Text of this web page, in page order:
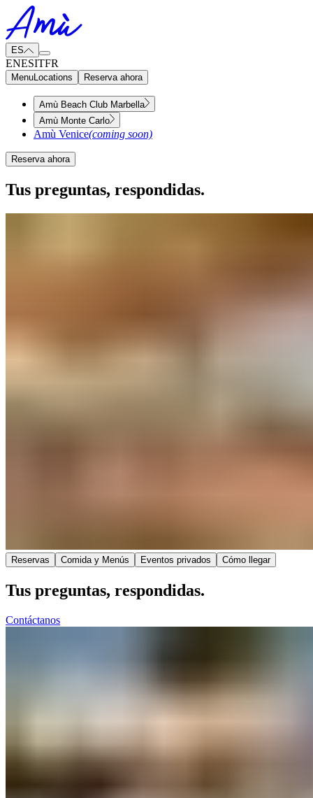
ES
ENESITFR
MenuLocations Reserva ahora
Amù Beach Club Marbella
Amù Monte Carlo
Amù Venice(coming soon)
Reserva ahora
Tus preguntas, respondidas.​​​​‌ ‍ ​‍​‍‌‍ ‌ ​‍‌‍‍‌‌‍‌ ‌‍‍‌‌‍ ‍​‍​‍​ ‍‍​‍​‍‌ ​ ‌‍​‌‌‍ ‍‌‍‍‌‌ ‌​‌ ‍‌​‍ ‍‌‍‍‌‌‍ ​‍​‍​‍ ​​‍​‍‌‍‍​‌ ​‍‌‍‌‌‌‍‌‍​‍​‍​ ‍‍​‍​‍‌‍‍​‌ ‌​‌ ‌​‌ ​​‌ ​ ​ ‍‍​‍ ​‍ ‌‍ ​​‍ ‌‌‍​‌‌‍ ‍‌‍‌​​‍ ‌‌ ​‍​‍ ‌‌‍‍​‌‍ ‌ ‌​‌‍‌‌‌‍ ​‌ ​ ​‍ ‌‌ ​ ‌ ‌​‌ ‌‌‌‍‌​‌‍‍‌‌‍ ​‍ ‍‌ ‌‍‌‍‌‌‌ ​‍‌‍​ ‌‍‌‌‌‍ ​​‍ ‍‌‍​‌‌ ​​‌ ​​​‍ ‌‍‍‌‌‍ ‍‌ ‌​‌‍‌‌‌‍ ‍‌ ‌​​‍ ‌‍‌‌‌‍‌​‌‍‍‌‌ ‌​​‍ ‌‍ ‌‌‍ ‌‍‌​‌‍‌‌​ ‌‌ ​​‌ ​‍‌‍‌‌‌ ​ ‌‍‌‌‌‍ ‍‌ ‌​‌‍​‌‌ ‌​‌‍‍‌‌‍ ‌‍ ‍​ ‍ ‌‍‍‌‌‍‌​​ ‌‌‍‌​​ ‌‌‌‍‌‌​ ‌ ​ ‌‌​ ​ ​ ‍‌​ ​ ​‍ ‌​ ​ ​ ‍‌‌‍‌​‌‍​‌​‍ ‌​ ‌​‌‍​ ​ ​‍​ ‌​​‍ ‌‌‍​‍​ ‌​‌‍‌‍​ ​ ​‍ ‌‌‍‌‌​ ‌ ​ ​​‌‍​ ‌‍​‌​ ‌ ​ ‍‌​ ​​​ ‌​​ ​​​ ‍​‌‍‌​​ ‍ ‌ ‌​‌ ‍‌‌ ​​‌‍‌‌​ ‌‌‍‍​‌‍ ‌ ‌​‌‍‌‌‌‍ ​‌‌​ ‌‍‍‌‌ ‌​‌‍‌‌‌‌​​‌‍​‌‌‍‌ ‌‍‌‌​ ‍ ‌ ​​‌‍​‌‌ ‌​‌‍‍​​ ‌‌ ​​‌‍​‌‌‍‌ ‌‍‌‌‌​​‍‌ ‌‌‌‍‍‌‌‍ ​‌‍‌​‌‍‌‌‌ ​‍​‍‌‌​ ‌‌‌​​‍‌‌ ‌‍‍ ‌‍‌‌‌ ‍‌​‍‌‌​ ​ ‌​‌​​‍‌‌​ ​ ‌​‌​​‍‌‌​ ​‍​ ​‍​ ​​​ ​‌​ ​‍​ ​‍​ ‌ ​ ‍​​ ​ ‌‍‌‍​ ‌​​ ‍​​ ‌‍​ ‍​​‍‌‌​ ​‍​ ​‍​‍‌‌​ ‌‌‌​‌​​‍ ‍‌‍‍​‌‍‌‌‌‍​‌‌‍‌​‌‍‍‌‌‍ ‍‌‍‌ ​ ‌‍​‍‌‍​‌‌ ​ ‌‍‌‌‌‌‌‌‌ ​‍‌‍ ​​ ‌‌‍‍​‌ ‌​‌ ‌​‌ ​​‌ ​ ​‍‌‌​ ​ ‌​​‌​‍‌‌​ ​‍‌​‌‍​‍‌‌​ ​‍‌​‌‍‌‍ ​​‍ ‌‌‍​‌‌‍ ‍‌‍‌​​‍ ‌‌ ​‍​‍ ‌‌‍‍​‌‍ ‌ ‌​‌‍‌‌‌‍ ​‌ ​ ​‍ ‌‌ ​ ‌ ‌​‌ ‌‌‌‍‌​‌‍‍‌‌‍ ​‍ ‍‌ ‌‍‌‍‌‌‌ ​‍‌‍​ ‌‍‌‌‌‍ ​​‍ ‍‌‍​‌‌ ​​‌ ​​​‍‌‍‌‍‍‌‌‍‌​​ ‌‌‍‌​​ ‌‌‌‍‌‌​ ‌ ​ ‌‌​ ​ ​ ‍‌​ ​ ​‍ ‌​ ​ ​ ‍‌‌‍‌​‌‍​‌​‍ ‌​ ‌​‌‍​ ​ ​‍​ ‌​​‍ ‌‌‍​‍​ ‌​‌‍‌‍​ ​ ​‍ ‌‌‍‌‌​ ‌ ​ ​​‌‍​ ‌‍​‌​ ‌ ​ ‍‌​ ​​​ ‌​​ ​​​ ‍​‌‍‌​​‍‌‍‌ ‌​‌ ‍‌‌ ​​‌‍‌‌​ ‌‌‍‍​‌‍ ‌ ‌​‌‍‌‌‌‍ ​‌‌​ ‌‍‍‌‌ ‌​‌‍‌‌‌‌​​‌‍​‌‌‍‌ ‌‍‌‌​‍‌‍‌ ​​‌‍​‌‌ ‌​‌‍‍​​ ‌‌ ​​‌‍​‌‌‍‌ ‌‍‌‌‌​​‍‌ ‌‌‌‍‍‌‌‍ ​‌‍‌​‌‍‌‌‌ ​‍​‍‌‌​ ‌‌‌​​‍‌‌ ‌‍‍ ‌‍‌‌‌ ‍‌​‍‌‌​ ​ ‌​‌​​‍‌‌​ ​ ‌​‌​​‍‌‌​ ​‍​ ​‍​ ​​​ ​‌​ ​‍​ ​‍​ ‌ ​ ‍​​ ​ ‌‍‌‍​ ‌​​ ‍​​ ‌‍​ ‍​​‍‌‌​ ​‍​ ​‍​‍‌‌​ ‌‌‌​‌​​‍ ‍‌‍‍​‌‍‌‌‌‍​‌‌‍‌​‌‍‍‌‌‍ ‍‌‍‌ ​‍‌‍‌ ​​‌‍‌‌‌ ​‍‌ ​ ‌ ​​‌‍‌‌‌‍​ ‌ ‌​‌‍‍‌‌ ‌‍‌‍‌‌​ ‌‌ ​​‌ ‌‌‌‍​‍‌‍ ​‌‍‍‌‌ ​ ‌‍‍​‌‍‌‌‌‍‌​​‍​‍‌ ‌
Reservas​​​​‌ ‍ ​‍​‍‌‍ ‌ ​‍‌‍‍‌‌‍‌ ‌‍‍‌‌‍ ‍​‍​‍​ ‍‍​‍​‍‌ ​ ‌‍​‌‌‍ ‍‌‍‍‌‌ ‌​‌ ‍‌​‍ ‍‌‍‍‌‌‍ ​‍​‍​‍ ​​‍​‍‌‍‍​‌ ​‍‌‍‌‌‌‍‌‍​‍​‍​ ‍‍​‍​‍‌‍‍​‌ ‌​‌ ‌​‌ ​​‌ ​ ​ ‍‍​‍ ​‍ ‌‍ ​​‍ ‌‌‍​‌‌‍ ‍‌‍‌​​‍ ‌‌ ​‍​‍ ‌‌‍‍​‌‍ ‌ ‌​‌‍‌‌‌‍ ​‌ ​ ​‍ ‌‌ ​ ‌ ‌​‌ ‌‌‌‍‌​‌‍‍‌‌‍ ​‍ ‍‌ ‌‍‌‍‌‌‌ ​‍‌‍​ ‌‍‌‌‌‍ ​​‍ ‍‌‍​‌‌ ​​‌ ​​​‍ ‌‍‍‌‌‍ ‍‌ ‌​‌‍‌‌‌‍ ‍‌ ‌​​‍ ‌‍‌‌‌‍‌​‌‍‍‌‌ ‌​​‍ ‌‍ ‌‌‍ ‌‍‌​‌‍‌‌​ ‌‌ ​​‌ ​‍‌‍‌‌‌ ​ ‌‍‌‌‌‍ ‍‌ ‌​‌‍​‌‌ ‌​‌‍‍‌‌‍ ‌‍ ‍​ ‍ ‌‍‍‌‌‍‌​​ ‌‌‍‌​​ ‌‌‌‍‌‌​ ‌ ​ ‌‌​ ​ ​ ‍‌​ ​ ​‍ ‌​ ​ ​ ‍‌‌‍‌​‌‍​‌​‍ ‌​ ‌​‌‍​ ​ ​‍​ ‌​​‍ ‌‌‍​‍​ ‌​‌‍‌‍​ ​ ​‍ ‌‌‍‌‌​ ‌ ​ ​​‌‍​ ‌‍​‌​ ‌ ​ ‍‌​ ​​​ ‌​​ ​​​ ‍​‌‍‌​​ ‍ ‌ ‌​‌ ‍‌‌ ​​‌‍‌‌​ ‌‌‍‍​‌‍ ‌ ‌​‌‍‌‌‌‍ ​‌‌​ ‌‍‍‌‌ ‌​‌‍‌‌‌‌​​‌‍​‌‌‍‌ ‌‍‌‌​ ‍ ‌ ​​‌‍​‌‌ ‌​‌‍‍​​ ‌‌ ​​‌‍​‌‌‍‌ ‌‍‌‌‌​​‍‌ ‌‌‌‍‍‌‌‍ ​‌‍‌​‌‍‌‌‌ ​‍​‍‌‌​ ‌‌‌​​‍‌‌ ‌‍‍ ‌‍‌‌‌ ‍‌​‍‌‌​ ​ ‌​‌​​‍‌‌​ ​ ‌​‌​​‍‌‌​ ​‍​ ​‍‌‍​‌​ ‌‌​ ​​‌‍‌‍‌‍‌​‌‍​ ​ ‍​‌‍‌‌​ ‌‍​ ‌​​ ‌​​ ​‍​‍‌‌​ ​‍​ ​‍​‍‌‌​ ‌‌‌​‌​​‍ ‍‌‍‌‍‌‍​‌‌ ​‌‌‌​ ‌‍‌‌‌‍​ ‌ ‌​‌‍‍‌‌‍ ‌‍ ‍‌ ​ ​‍‌‌​ ‌‌‌​​‍‌‌ ‌‍‍ ‌‍‌‌‌ ‍‌​‍‌‌​ ​ ‌​‌​​‍‌‌​ ​ ‌​‌​​‍‌‌​ ​‍​ ​‍‌‍‌‌​ ‌‍​ ‌ ‌‍​‍‌‍‌​​ ​‌​ ​ ‌‍‌‌​ ‍‌‌‍‌‍‌‍‌‍‌‍‌​​‍‌‌​ ​‍​ ​‍​‍‌‌​ ‌‌‌​‌​​‍ ‍‌ ​ ‌‍‌‌‌‍​ ‌ ‌​‌‍‍‌‌‍ ‌‍ ‍‌‌‌​‌‍‍‌‌ ‌​‌‍ ​‌‍‌‌​ ‌‍​‍‌‍​‌‌ ​ ‌‍‌‌‌‌‌‌‌ ​‍‌‍ ​​ ‌‌‍‍​‌ ‌​‌ ‌​‌ ​​‌ ​ ​‍‌‌​ ​ ‌​​‌​‍‌‌​ ​‍‌​‌‍​‍‌‌​ ​‍‌​‌‍‌‍ ​​‍ ‌‌‍​‌‌‍ ‍‌‍‌​​‍ ‌‌ ​‍​‍ ‌‌‍‍​‌‍ ‌ ‌​‌‍‌‌‌‍ ​‌ ​ ​‍ ‌‌ ​ ‌ ‌​‌ ‌‌‌‍‌​‌‍‍‌‌‍ ​‍ ‍‌ ‌‍‌‍‌‌‌ ​‍‌‍​ ‌‍‌‌‌‍ ​​‍ ‍‌‍​‌‌ ​​‌ ​​​‍‌‍‌‍‍‌‌‍‌​​ ‌‌‍‌​​ ‌‌‌‍‌‌​ ‌ ​ ‌‌​ ​ ​ ‍‌​ ​ ​‍ ‌​ ​ ​ ‍‌‌‍‌​‌‍​‌​‍ ‌​ ‌​‌‍​ ​ ​‍​ ‌​​‍ ‌‌‍​‍​ ‌​‌‍‌‍​ ​ ​‍ ‌‌‍‌‌​ ‌ ​ ​​‌‍​ ‌‍​‌​ ‌ ​ ‍‌​ ​​​ ‌​​ ​​​ ‍​‌‍‌​​‍‌‍‌ ‌​‌ ‍‌‌ ​​‌‍‌‌​ ‌‌‍‍​‌‍ ‌ ‌​‌‍‌‌‌‍ ​‌‌​ ‌‍‍‌‌ ‌​‌‍‌‌‌‌​​‌‍​‌‌‍‌ ‌‍‌‌​‍‌‍‌ ​​‌‍​‌‌ ‌​‌‍‍​​ ‌‌ ​​‌‍​‌‌‍‌ ‌‍‌‌‌​​‍‌ ‌‌‌‍‍‌‌‍ ​‌‍‌​‌‍‌‌‌ ​‍​‍‌‌​ ‌‌‌​​‍‌‌ ‌‍‍ ‌‍‌‌‌ ‍‌​‍‌‌​ ​ ‌​‌​​‍‌‌​ ​ ‌​‌​​‍‌‌​ ​‍​ ​‍‌‍​‌​ ‌‌​ ​​‌‍‌‍‌‍‌​‌‍​ ​ ‍​‌‍‌‌​ ‌‍​ ‌​​ ‌​​ ​‍​‍‌‌​ ​‍​ ​‍​‍‌‌​ ‌‌‌​‌​​‍ ‍‌‍‌‍‌‍​‌‌ ​‌‌‌​ ‌‍‌‌‌‍​ ‌ ‌​‌‍‍‌‌‍ ‌‍ ‍‌ ​ ​‍‌‌​ ‌‌‌​​‍‌‌ ‌‍‍ ‌‍‌‌‌ ‍‌​‍‌‌​ ​ ‌​‌​​‍‌‌​ ​ ‌​‌​​‍‌‌​ ​‍​ ​‍‌‍‌‌​ ‌‍​ ‌ ‌‍​‍‌‍‌​​ ​‌​ ​ ‌‍‌‌​ ‍‌‌‍‌‍‌‍‌‍‌‍‌​​‍‌‌​ ​‍​ ​‍​‍‌‌​ ‌‌‌​‌​​‍ ‍‌ ​ ‌‍‌‌‌‍​ ‌ ‌​‌‍‍‌‌‍ ‌‍ ‍‌‌‌​‌‍‍‌‌ ‌​‌‍ ​‌‍‌‌​‍‌‍‌ ​​‌‍‌‌‌ ​‍‌ ​ ‌ ​​‌‍‌‌‌‍​ ‌ ‌​‌‍‍‌‌ ‌‍‌‍‌‌​ ‌‌ ​​‌ ‌‌‌‍​‍‌‍ ​‌‍‍‌‌ ​ ‌‍‍​‌‍‌‌‌‍‌​​‍​‍‌ ‌ Comida y Menús​​​​‌ ‍ ​‍​‍‌‍ ‌ ​‍‌‍‍‌‌‍‌ ‌‍‍‌‌‍ ‍​‍​‍​ ‍‍​‍​‍‌ ​ ‌‍​‌‌‍ ‍‌‍‍‌‌ ‌​‌ ‍‌​‍ ‍‌‍‍‌‌‍ ​‍​‍​‍ ​​‍​‍‌‍‍​‌ ​‍‌‍‌‌‌‍‌‍​‍​‍​ ‍‍​‍​‍‌‍‍​‌ ‌​‌ ‌​‌ ​​‌ ​ ​ ‍‍​‍ ​‍ ‌‍ ​​‍ ‌‌‍​‌‌‍ ‍‌‍‌​​‍ ‌‌ ​‍​‍ ‌‌‍‍​‌‍ ‌ ‌​‌‍‌‌‌‍ ​‌ ​ ​‍ ‌‌ ​ ‌ ‌​‌ ‌‌‌‍‌​‌‍‍‌‌‍ ​‍ ‍‌ ‌‍‌‍‌‌‌ ​‍‌‍​ ‌‍‌‌‌‍ ​​‍ ‍‌‍​‌‌ ​​‌ ​​​‍ ‌‍‍‌‌‍ ‍‌ ‌​‌‍‌‌‌‍ ‍‌ ‌​​‍ ‌‍‌‌‌‍‌​‌‍‍‌‌ ‌​​‍ ‌‍ ‌‌‍ ‌‍‌​‌‍‌‌​ ‌‌ ​​‌ ​‍‌‍‌‌‌ ​ ‌‍‌‌‌‍ ‍‌ ‌​‌‍​‌‌ ‌​‌‍‍‌‌‍ ‌‍ ‍​ ‍ ‌‍‍‌‌‍‌​​ ‌‌‍‌​​ ‌‌‌‍‌‌​ ‌ ​ ‌‌​ ​ ​ ‍‌​ ​ ​‍ ‌​ ​ ​ ‍‌‌‍‌​‌‍​‌​‍ ‌​ ‌​‌‍​ ​ ​‍​ ‌​​‍ ‌‌‍​‍​ ‌​‌‍‌‍​ ​ ​‍ ‌‌‍‌‌​ ‌ ​ ​​‌‍​ ‌‍​‌​ ‌ ​ ‍‌​ ​​​ ‌​​ ​​​ ‍​‌‍‌​​ ‍ ‌ ‌​‌ ‍‌‌ ​​‌‍‌‌​ ‌‌‍‍​‌‍ ‌ ‌​‌‍‌‌‌‍ ​‌‌​ ‌‍‍‌‌ ‌​‌‍‌‌‌‌​​‌‍​‌‌‍‌ ‌‍‌‌​ ‍ ‌ ​​‌‍​‌‌ ‌​‌‍‍​​ ‌‌ ​​‌‍​‌‌‍‌ ‌‍‌‌‌​​‍‌ ‌‌‌‍‍‌‌‍ ​‌‍‌​‌‍‌‌‌ ​‍​‍‌‌​ ‌‌‌​​‍‌‌ ‌‍‍ ‌‍‌‌‌ ‍‌​‍‌‌​ ​ ‌​‌​​‍‌‌​ ​ ‌​‌​​‍‌‌​ ​‍​ ​‍‌‍​‌​ ‌‌​ ​​‌‍‌‍‌‍‌​‌‍​ ​ ‍​‌‍‌‌​ ‌‍​ ‌​​ ‌​​ ​‍​‍‌‌​ ​‍​ ​‍​‍‌‌​ ‌‌‌​‌​​‍ ‍‌‍‌‍‌‍​‌‌ ​‌‌‌​ ‌‍‌‌‌‍​ ‌ ‌​‌‍‍‌‌‍ ‌‍ ‍‌ ​ ​‍‌‌​ ‌‌‌​​‍‌‌ ‌‍‍ ‌‍‌‌‌ ‍‌​‍‌‌​ ​ ‌​‌​​‍‌‌​ ​ ‌​‌​​‍‌‌​ ​‍​ ​‍‌‍​‍​ ​‌​ ​ ​ ‌​‌‍‌​​ ​​​ ‌‌​ ‌‍​ ‌ ​ ​‍​ ‌​​ ‍​​‍‌‌​ ​‍​ ​‍​‍‌‌​ ‌‌‌​‌​​‍ ‍‌ ​ ‌‍‌‌‌‍​ ‌ ‌​‌‍‍‌‌‍ ‌‍ ‍‌‌‌​‌‍‍‌‌ ‌​‌‍ ​‌‍‌‌​ ‌‍​‍‌‍​‌‌ ​ ‌‍‌‌‌‌‌‌‌ ​‍‌‍ ​​ ‌‌‍‍​‌ ‌​‌ ‌​‌ ​​‌ ​ ​‍‌‌​ ​ ‌​​‌​‍‌‌​ ​‍‌​‌‍​‍‌‌​ ​‍‌​‌‍‌‍ ​​‍ ‌‌‍​‌‌‍ ‍‌‍‌​​‍ ‌‌ ​‍​‍ ‌‌‍‍​‌‍ ‌ ‌​‌‍‌‌‌‍ ​‌ ​ ​‍ ‌‌ ​ ‌ ‌​‌ ‌‌‌‍‌​‌‍‍‌‌‍ ​‍ ‍‌ ‌‍‌‍‌‌‌ ​‍‌‍​ ‌‍‌‌‌‍ ​​‍ ‍‌‍​‌‌ ​​‌ ​​​‍‌‍‌‍‍‌‌‍‌​​ ‌‌‍‌​​ ‌‌‌‍‌‌​ ‌ ​ ‌‌​ ​ ​ ‍‌​ ​ ​‍ ‌​ ​ ​ ‍‌‌‍‌​‌‍​‌​‍ ‌​ ‌​‌‍​ ​ ​‍​ ‌​​‍ ‌‌‍​‍​ ‌​‌‍‌‍​ ​ ​‍ ‌‌‍‌‌​ ‌ ​ ​​‌‍​ ‌‍​‌​ ‌ ​ ‍‌​ ​​​ ‌​​ ​​​ ‍​‌‍‌​​‍‌‍‌ ‌​‌ ‍‌‌ ​​‌‍‌‌​ ‌‌‍‍​‌‍ ‌ ‌​‌‍‌‌‌‍ ​‌‌​ ‌‍‍‌‌ ‌​‌‍‌‌‌‌​​‌‍​‌‌‍‌ ‌‍‌‌​‍‌‍‌ ​​‌‍​‌‌ ‌​‌‍‍​​ ‌‌ ​​‌‍​‌‌‍‌ ‌‍‌‌‌​​‍‌ ‌‌‌‍‍‌‌‍ ​‌‍‌​‌‍‌‌‌ ​‍​‍‌‌​ ‌‌‌​​‍‌‌ ‌‍‍ ‌‍‌‌‌ ‍‌​‍‌‌​ ​ ‌​‌​​‍‌‌​ ​ ‌​‌​​‍‌‌​ ​‍​ ​‍‌‍​‌​ ‌‌​ ​​‌‍‌‍‌‍‌​‌‍​ ​ ‍​‌‍‌‌​ ‌‍​ ‌​​ ‌​​ ​‍​‍‌‌​ ​‍​ ​‍​‍‌‌​ ‌‌‌​‌​​‍ ‍‌‍‌‍‌‍​‌‌ ​‌‌‌​ ‌‍‌‌‌‍​ ‌ ‌​‌‍‍‌‌‍ ‌‍ ‍‌ ​ ​‍‌‌​ ‌‌‌​​‍‌‌ ‌‍‍ ‌‍‌‌‌ ‍‌​‍‌‌​ ​ ‌​‌​​‍‌‌​ ​ ‌​‌​​‍‌‌​ ​‍​ ​‍‌‍​‍​ ​‌​ ​ ​ ‌​‌‍‌​​ ​​​ ‌‌​ ‌‍​ ‌ ​ ​‍​ ‌​​ ‍​​‍‌‌​ ​‍​ ​‍​‍‌‌​ ‌‌‌​‌​​‍ ‍‌ ​ ‌‍‌‌‌‍​ ‌ ‌​‌‍‍‌‌‍ ‌‍ ‍‌‌‌​‌‍‍‌‌ ‌​‌‍ ​‌‍‌‌​‍‌‍‌ ​​‌‍‌‌‌ ​‍‌ ​ ‌ ​​‌‍‌‌‌‍​ ‌ ‌​‌‍‍‌‌ ‌‍‌‍‌‌​ ‌‌ ​​‌ ‌‌‌‍​‍‌‍ ​‌‍‍‌‌ ​ ‌‍‍​‌‍‌‌‌‍‌​​‍​‍‌ ‌ Eventos privados​​​​‌ ‍ ​‍​‍‌‍ ‌ ​‍‌‍‍‌‌‍‌ ‌‍‍‌‌‍ ‍​‍​‍​ ‍‍​‍​‍‌ ​ ‌‍​‌‌‍ ‍‌‍‍‌‌ ‌​‌ ‍‌​‍ ‍‌‍‍‌‌‍ ​‍​‍​‍ ​​‍​‍‌‍‍​‌ ​‍‌‍‌‌‌‍‌‍​‍​‍​ ‍‍​‍​‍‌‍‍​‌ ‌​‌ ‌​‌ ​​‌ ​ ​ ‍‍​‍ ​‍ ‌‍ ​​‍ ‌‌‍​‌‌‍ ‍‌‍‌​​‍ ‌‌ ​‍​‍ ‌‌‍‍​‌‍ ‌ ‌​‌‍‌‌‌‍ ​‌ ​ ​‍ ‌‌ ​ ‌ ‌​‌ ‌‌‌‍‌​‌‍‍‌‌‍ ​‍ ‍‌ ‌‍‌‍‌‌‌ ​‍‌‍​ ‌‍‌‌‌‍ ​​‍ ‍‌‍​‌‌ ​​‌ ​​​‍ ‌‍‍‌‌‍ ‍‌ ‌​‌‍‌‌‌‍ ‍‌ ‌​​‍ ‌‍‌‌‌‍‌​‌‍‍‌‌ ‌​​‍ ‌‍ ‌‌‍ ‌‍‌​‌‍‌‌​ ‌‌ ​​‌ ​‍‌‍‌‌‌ ​ ‌‍‌‌‌‍ ‍‌ ‌​‌‍​‌‌ ‌​‌‍‍‌‌‍ ‌‍ ‍​ ‍ ‌‍‍‌‌‍‌​​ ‌‌‍‌​​ ‌‌‌‍‌‌​ ‌ ​ ‌‌​ ​ ​ ‍‌​ ​ ​‍ ‌​ ​ ​ ‍‌‌‍‌​‌‍​‌​‍ ‌​ ‌​‌‍​ ​ ​‍​ ‌​​‍ ‌‌‍​‍​ ‌​‌‍‌‍​ ​ ​‍ ‌‌‍‌‌​ ‌ ​ ​​‌‍​ ‌‍​‌​ ‌ ​ ‍‌​ ​​​ ‌​​ ​​​ ‍​‌‍‌​​ ‍ ‌ ‌​‌ ‍‌‌ ​​‌‍‌‌​ ‌‌‍‍​‌‍ ‌ ‌​‌‍‌‌‌‍ ​‌‌​ ‌‍‍‌‌ ‌​‌‍‌‌‌‌​​‌‍​‌‌‍‌ ‌‍‌‌​ ‍ ‌ ​​‌‍​‌‌ ‌​‌‍‍​​ ‌‌ ​​‌‍​‌‌‍‌ ‌‍‌‌‌​​‍‌ ‌‌‌‍‍‌‌‍ ​‌‍‌​‌‍‌‌‌ ​‍​‍‌‌​ ‌‌‌​​‍‌‌ ‌‍‍ ‌‍‌‌‌ ‍‌​‍‌‌​ ​ ‌​‌​​‍‌‌​ ​ ‌​‌​​‍‌‌​ ​‍​ ​‍‌‍​‌​ ‌‌​ ​​‌‍‌‍‌‍‌​‌‍​ ​ ‍​‌‍‌‌​ ‌‍​ ‌​​ ‌​​ ​‍​‍‌‌​ ​‍​ ​‍​‍‌‌​ ‌‌‌​‌​​‍ ‍‌‍‌‍‌‍​‌‌ ​‌‌‌​ ‌‍‌‌‌‍​ ‌ ‌​‌‍‍‌‌‍ ‌‍ ‍‌ ​ ​‍‌‌​ ‌‌‌​​‍‌‌ ‌‍‍ ‌‍‌‌‌ ‍‌​‍‌‌​ ​ ‌​‌​​‍‌‌​ ​ ‌​‌​​‍‌‌​ ​‍​ ​‍​ ‌‌‌‍‌‍​ ‍​​ ‍‌‌‍‌‍‌‍‌‍‌‍‌‍‌‍​ ‌‍‌‌​ ​​​ ​‍‌‍​‌​‍‌‌​ ​‍​ ​‍​‍‌‌​ ‌‌‌​‌​​‍ ‍‌ ​ ‌‍‌‌‌‍​ ‌ ‌​‌‍‍‌‌‍ ‌‍ ‍‌‌‌​‌‍‍‌‌ ‌​‌‍ ​‌‍‌‌​ ‌‍​‍‌‍​‌‌ ​ ‌‍‌‌‌‌‌‌‌ ​‍‌‍ ​​ ‌‌‍‍​‌ ‌​‌ ‌​‌ ​​‌ ​ ​‍‌‌​ ​ ‌​​‌​‍‌‌​ ​‍‌​‌‍​‍‌‌​ ​‍‌​‌‍‌‍ ​​‍ ‌‌‍​‌‌‍ ‍‌‍‌​​‍ ‌‌ ​‍​‍ ‌‌‍‍​‌‍ ‌ ‌​‌‍‌‌‌‍ ​‌ ​ ​‍ ‌‌ ​ ‌ ‌​‌ ‌‌‌‍‌​‌‍‍‌‌‍ ​‍ ‍‌ ‌‍‌‍‌‌‌ ​‍‌‍​ ‌‍‌‌‌‍ ​​‍ ‍‌‍​‌‌ ​​‌ ​​​‍‌‍‌‍‍‌‌‍‌​​ ‌‌‍‌​​ ‌‌‌‍‌‌​ ‌ ​ ‌‌​ ​ ​ ‍‌​ ​ ​‍ ‌​ ​ ​ ‍‌‌‍‌​‌‍​‌​‍ ‌​ ‌​‌‍​ ​ ​‍​ ‌​​‍ ‌‌‍​‍​ ‌​‌‍‌‍​ ​ ​‍ ‌‌‍‌‌​ ‌ ​ ​​‌‍​ ‌‍​‌​ ‌ ​ ‍‌​ ​​​ ‌​​ ​​​ ‍​‌‍‌​​‍‌‍‌ ‌​‌ ‍‌‌ ​​‌‍‌‌​ ‌‌‍‍​‌‍ ‌ ‌​‌‍‌‌‌‍ ​‌‌​ ‌‍‍‌‌ ‌​‌‍‌‌‌‌​​‌‍​‌‌‍‌ ‌‍‌‌​‍‌‍‌ ​​‌‍​‌‌ ‌​‌‍‍​​ ‌‌ ​​‌‍​‌‌‍‌ ‌‍‌‌‌​​‍‌ ‌‌‌‍‍‌‌‍ ​‌‍‌​‌‍‌‌‌ ​‍​‍‌‌​ ‌‌‌​​‍‌‌ ‌‍‍ ‌‍‌‌‌ ‍‌​‍‌‌​ ​ ‌​‌​​‍‌‌​ ​ ‌​‌​​‍‌‌​ ​‍​ ​‍‌‍​‌​ ‌‌​ ​​‌‍‌‍‌‍‌​‌‍​ ​ ‍​‌‍‌‌​ ‌‍​ ‌​​ ‌​​ ​‍​‍‌‌​ ​‍​ ​‍​‍‌‌​ ‌‌‌​‌​​‍ ‍‌‍‌‍‌‍​‌‌ ​‌‌‌​ ‌‍‌‌‌‍​ ‌ ‌​‌‍‍‌‌‍ ‌‍ ‍‌ ​ ​‍‌‌​ ‌‌‌​​‍‌‌ ‌‍‍ ‌‍‌‌‌ ‍‌​‍‌‌​ ​ ‌​‌​​‍‌‌​ ​ ‌​‌​​‍‌‌​ ​‍​ ​‍​ ‌‌‌‍‌‍​ ‍​​ ‍‌‌‍‌‍‌‍‌‍‌‍‌‍‌‍​ ‌‍‌‌​ ​​​ ​‍‌‍​‌​‍‌‌​ ​‍​ ​‍​‍‌‌​ ‌‌‌​‌​​‍ ‍‌ ​ ‌‍‌‌‌‍​ ‌ ‌​‌‍‍‌‌‍ ‌‍ ‍‌‌‌​‌‍‍‌‌ ‌​‌‍ ​‌‍‌‌​‍‌‍‌ ​​‌‍‌‌‌ ​‍‌ ​ ‌ ​​‌‍‌‌‌‍​ ‌ ‌​‌‍‍‌‌ ‌‍‌‍‌‌​ ‌‌ ​​‌ ‌‌‌‍​‍‌‍ ​‌‍‍‌‌ ​ ‌‍‍​‌‍‌‌‌‍‌​​‍​‍‌ ‌ Cómo llegar​​​​‌ ‍ ​‍​‍‌‍ ‌ ​‍‌‍‍‌‌‍‌ ‌‍‍‌‌‍ ‍​‍​‍​ ‍‍​‍​‍‌ ​ ‌‍​‌‌‍ ‍‌‍‍‌‌ ‌​‌ ‍‌​‍ ‍‌‍‍‌‌‍ ​‍​‍​‍ ​​‍​‍‌‍‍​‌ ​‍‌‍‌‌‌‍‌‍​‍​‍​ ‍‍​‍​‍‌‍‍​‌ ‌​‌ ‌​‌ ​​‌ ​ ​ ‍‍​‍ ​‍ ‌‍ ​​‍ ‌‌‍​‌‌‍ ‍‌‍‌​​‍ ‌‌ ​‍​‍ ‌‌‍‍​‌‍ ‌ ‌​‌‍‌‌‌‍ ​‌ ​ ​‍ ‌‌ ​ ‌ ‌​‌ ‌‌‌‍‌​‌‍‍‌‌‍ ​‍ ‍‌ ‌‍‌‍‌‌‌ ​‍‌‍​ ‌‍‌‌‌‍ ​​‍ ‍‌‍​‌‌ ​​‌ ​​​‍ ‌‍‍‌‌‍ ‍‌ ‌​‌‍‌‌‌‍ ‍‌ ‌​​‍ ‌‍‌‌‌‍‌​‌‍‍‌‌ ‌​​‍ ‌‍ ‌‌‍ ‌‍‌​‌‍‌‌​ ‌‌ ​​‌ ​‍‌‍‌‌‌ ​ ‌‍‌‌‌‍ ‍‌ ‌​‌‍​‌‌ ‌​‌‍‍‌‌‍ ‌‍ ‍​ ‍ ‌‍‍‌‌‍‌​​ ‌‌‍‌​​ ‌‌‌‍‌‌​ ‌ ​ ‌‌​ ​ ​ ‍‌​ ​ ​‍ ‌​ ​ ​ ‍‌‌‍‌​‌‍​‌​‍ ‌​ ‌​‌‍​ ​ ​‍​ ‌​​‍ ‌‌‍​‍​ ‌​‌‍‌‍​ ​ ​‍ ‌‌‍‌‌​ ‌ ​ ​​‌‍​ ‌‍​‌​ ‌ ​ ‍‌​ ​​​ ‌​​ ​​​ ‍​‌‍‌​​ ‍ ‌ ‌​‌ ‍‌‌ ​​‌‍‌‌​ ‌‌‍‍​‌‍ ‌ ‌​‌‍‌‌‌‍ ​‌‌​ ‌‍‍‌‌ ‌​‌‍‌‌‌‌​​‌‍​‌‌‍‌ ‌‍‌‌​ ‍ ‌ ​​‌‍​‌‌ ‌​‌‍‍​​ ‌‌ ​​‌‍​‌‌‍‌ ‌‍‌‌‌​​‍‌ ‌‌‌‍‍‌‌‍ ​‌‍‌​‌‍‌‌‌ ​‍​‍‌‌​ ‌‌‌​​‍‌‌ ‌‍‍ ‌‍‌‌‌ ‍‌​‍‌‌​ ​ ‌​‌​​‍‌‌​ ​ ‌​‌​​‍‌‌​ ​‍​ ​‍‌‍​‌​ ‌‌​ ​​‌‍‌‍‌‍‌​‌‍​ ​ ‍​‌‍‌‌​ ‌‍​ ‌​​ ‌​​ ​‍​‍‌‌​ ​‍​ ​‍​‍‌‌​ ‌‌‌​‌​​‍ ‍‌‍‌‍‌‍​‌‌ ​‌‌‌​ ‌‍‌‌‌‍​ ‌ ‌​‌‍‍‌‌‍ ‌‍ ‍‌ ​ ​‍‌‌​ ‌‌‌​​‍‌‌ ‌‍‍ ‌‍‌‌‌ ‍‌​‍‌‌​ ​ ‌​‌​​‍‌‌​ ​ ‌​‌​​‍‌‌​ ​‍​ ​‍​ ​ ​ ‌‍‌‍​‍‌‍‌‍​ ​‌​ ‌​​ ‍​‌‍‌​​ ​‍‌‍​‌​ ​​​ ‌‌​‍‌‌​ ​‍​ ​‍​‍‌‌​ ‌‌‌​‌​​‍ ‍‌ ​ ‌‍‌‌‌‍​ ‌ ‌​‌‍‍‌‌‍ ‌‍ ‍‌‌‌​‌‍‍‌‌ ‌​‌‍ ​‌‍‌‌​ ‌‍​‍‌‍​‌‌ ​ ‌‍‌‌‌‌‌‌‌ ​‍‌‍ ​​ ‌‌‍‍​‌ ‌​‌ ‌​‌ ​​‌ ​ ​‍‌‌​ ​ ‌​​‌​‍‌‌​ ​‍‌​‌‍​‍‌‌​ ​‍‌​‌‍‌‍ ​​‍ ‌‌‍​‌‌‍ ‍‌‍‌​​‍ ‌‌ ​‍​‍ ‌‌‍‍​‌‍ ‌ ‌​‌‍‌‌‌‍ ​‌ ​ ​‍ ‌‌ ​ ‌ ‌​‌ ‌‌‌‍‌​‌‍‍‌‌‍ ​‍ ‍‌ ‌‍‌‍‌‌‌ ​‍‌‍​ ‌‍‌‌‌‍ ​​‍ ‍‌‍​‌‌ ​​‌ ​​​‍‌‍‌‍‍‌‌‍‌​​ ‌‌‍‌​​ ‌‌‌‍‌‌​ ‌ ​ ‌‌​ ​ ​ ‍‌​ ​ ​‍ ‌​ ​ ​ ‍‌‌‍‌​‌‍​‌​‍ ‌​ ‌​‌‍​ ​ ​‍​ ‌​​‍ ‌‌‍​‍​ ‌​‌‍‌‍​ ​ ​‍ ‌‌‍‌‌​ ‌ ​ ​​‌‍​ ‌‍​‌​ ‌ ​ ‍‌​ ​​​ ‌​​ ​​​ ‍​‌‍‌​​‍‌‍‌ ‌​‌ ‍‌‌ ​​‌‍‌‌​ ‌‌‍‍​‌‍ ‌ ‌​‌‍‌‌‌‍ ​‌‌​ ‌‍‍‌‌ ‌​‌‍‌‌‌‌​​‌‍​‌‌‍‌ ‌‍‌‌​‍‌‍‌ ​​‌‍​‌‌ ‌​‌‍‍​​ ‌‌ ​​‌‍​‌‌‍‌ ‌‍‌‌‌​​‍‌ ‌‌‌‍‍‌‌‍ ​‌‍‌​‌‍‌‌‌ ​‍​‍‌‌​ ‌‌‌​​‍‌‌ ‌‍‍ ‌‍‌‌‌ ‍‌​‍‌‌​ ​ ‌​‌​​‍‌‌​ ​ ‌​‌​​‍‌‌​ ​‍​ ​‍‌‍​‌​ ‌‌​ ​​‌‍‌‍‌‍‌​‌‍​ ​ ‍​‌‍‌‌​ ‌‍​ ‌​​ ‌​​ ​‍​‍‌‌​ ​‍​ ​‍​‍‌‌​ ‌‌‌​‌​​‍ ‍‌‍‌‍‌‍​‌‌ ​‌‌‌​ ‌‍‌‌‌‍​ ‌ ‌​‌‍‍‌‌‍ ‌‍ ‍‌ ​ ​‍‌‌​ ‌‌‌​​‍‌‌ ‌‍‍ ‌‍‌‌‌ ‍‌​‍‌‌​ ​ ‌​‌​​‍‌‌​ ​ ‌​‌​​‍‌‌​ ​‍​ ​‍​ ​ ​ ‌‍‌‍​‍‌‍‌‍​ ​‌​ ‌​​ ‍​‌‍‌​​ ​‍‌‍​‌​ ​​​ ‌‌​‍‌‌​ ​‍​ ​‍​‍‌‌​ ‌‌‌​‌​​‍ ‍‌ ​ ‌‍‌‌‌‍​ ‌ ‌​‌‍‍‌‌‍ ‌‍ ‍‌‌‌​‌‍‍‌‌ ‌​‌‍ ​‌‍‌‌​‍‌‍‌ ​​‌‍‌‌‌ ​‍‌ ​ ‌ ​​‌‍‌‌‌‍​ ‌ ‌​‌‍‍‌‌ ‌‍‌‍‌‌​ ‌‌ ​​‌ ‌‌‌‍​‍‌‍ ​‌‍‍‌‌ ​ ‌‍‍​‌‍‌‌‌‍‌​​‍​‍‌ ‌
Tus preguntas, respondidas.​​​​‌ ‍ ​‍​‍‌‍ ‌ ​‍‌‍‍‌‌‍‌ ‌‍‍‌‌‍ ‍​‍​‍​ ‍‍​‍​‍‌ ​ ‌‍​‌‌‍ ‍‌‍‍‌‌ ‌​‌ ‍‌​‍ ‍‌‍‍‌‌‍ ​‍​‍​‍ ​​‍​‍‌‍‍​‌ ​‍‌‍‌‌‌‍‌‍​‍​‍​ ‍‍​‍​‍‌‍‍​‌ ‌​‌ ‌​‌ ​​‌ ​ ​ ‍‍​‍ ​‍ ‌‍ ​​‍ ‌‌‍​‌‌‍ ‍‌‍‌​​‍ ‌‌ ​‍​‍ ‌‌‍‍​‌‍ ‌ ‌​‌‍‌‌‌‍ ​‌ ​ ​‍ ‌‌ ​ ‌ ‌​‌ ‌‌‌‍‌​‌‍‍‌‌‍ ​‍ ‍‌ ‌‍‌‍‌‌‌ ​‍‌‍​ ‌‍‌‌‌‍ ​​‍ ‍‌‍​‌‌ ​​‌ ​​​‍ ‌‍‍‌‌‍ ‍‌ ‌​‌‍‌‌‌‍ ‍‌ ‌​​‍ ‌‍‌‌‌‍‌​‌‍‍‌‌ ‌​​‍ ‌‍ ‌‌‍ ‌‍‌​‌‍‌‌​ ‌‌ ​​‌ ​‍‌‍‌‌‌ ​ ‌‍‌‌‌‍ ‍‌ ‌​‌‍​‌‌ ‌​‌‍‍‌‌‍ ‌‍ ‍​ ‍ ‌‍‍‌‌‍‌​​ ‌‌‍‌​​ ‌‌‌‍‌‌​ ‌ ​ ‌‌​ ​ ​ ‍‌​ ​ ​‍ ‌​ ​ ​ ‍‌‌‍‌​‌‍​‌​‍ ‌​ ‌​‌‍​ ​ ​‍​ ‌​​‍ ‌‌‍​‍​ ‌​‌‍‌‍​ ​ ​‍ ‌‌‍‌‌​ ‌ ​ ​​‌‍​ ‌‍​‌​ ‌ ​ ‍‌​ ​​​ ‌​​ ​​​ ‍​‌‍‌​​ ‍ ‌ ‌​‌ ‍‌‌ ​​‌‍‌‌​ ‌‌‍‍​‌‍ ‌ ‌​‌‍‌‌‌‍ ​‌‌​ ‌‍‍‌‌ ‌​‌‍‌‌‌‌​​‌‍​‌‌‍‌ ‌‍‌‌​ ‍ ‌ ​​‌‍​‌‌ ‌​‌‍‍​​ ‌‌ ​​‌‍​‌‌‍‌ ‌‍‌‌‌​​‍‌ ‌‌‌‍‍‌‌‍ ​‌‍‌​‌‍‌‌‌ ​‍​‍‌‌​ ‌‌‌​​‍‌‌ ‌‍‍ ‌‍‌‌‌ ‍‌​‍‌‌​ ​ ‌​‌​​‍‌‌​ ​ ‌​‌​​‍‌‌​ ​‍​ ​‍‌‍​‌​ ‌‌​ ​​‌‍‌‍‌‍‌​‌‍​ ​ ‍​‌‍‌‌​ ‌‍​ ‌​​ ‌​​ ​‍​‍‌‌​ ​‍​ ​‍​‍‌‌​ ‌‌‌​‌​​‍ ‍‌‍‍​‌‍‌‌‌‍​‌‌‍‌​‌‍‍‌‌‍ ‍‌‍‌ ​ ‌‍​‍‌‍​‌‌ ​ ‌‍‌‌‌‌‌‌‌ ​‍‌‍ ​​ ‌‌‍‍​‌ ‌​‌ ‌​‌ ​​‌ ​ ​‍‌‌​ ​ ‌​​‌​‍‌‌​ ​‍‌​‌‍​‍‌‌​ ​‍‌​‌‍‌‍ ​​‍ ‌‌‍​‌‌‍ ‍‌‍‌​​‍ ‌‌ ​‍​‍ ‌‌‍‍​‌‍ ‌ ‌​‌‍‌‌‌‍ ​‌ ​ ​‍ ‌‌ ​ ‌ ‌​‌ ‌‌‌‍‌​‌‍‍‌‌‍ ​‍ ‍‌ ‌‍‌‍‌‌‌ ​‍‌‍​ ‌‍‌‌‌‍ ​​‍ ‍‌‍​‌‌ ​​‌ ​​​‍‌‍‌‍‍‌‌‍‌​​ ‌‌‍‌​​ ‌‌‌‍‌‌​ ‌ ​ ‌‌​ ​ ​ ‍‌​ ​ ​‍ ‌​ ​ ​ ‍‌‌‍‌​‌‍​‌​‍ ‌​ ‌​‌‍​ ​ ​‍​ ‌​​‍ ‌‌‍​‍​ ‌​‌‍‌‍​ ​ ​‍ ‌‌‍‌‌​ ‌ ​ ​​‌‍​ ‌‍​‌​ ‌ ​ ‍‌​ ​​​ ‌​​ ​​​ ‍​‌‍‌​​‍‌‍‌ ‌​‌ ‍‌‌ ​​‌‍‌‌​ ‌‌‍‍​‌‍ ‌ ‌​‌‍‌‌‌‍ ​‌‌​ ‌‍‍‌‌ ‌​‌‍‌‌‌‌​​‌‍​‌‌‍‌ ‌‍‌‌​‍‌‍‌ ​​‌‍​‌‌ ‌​‌‍‍​​ ‌‌ ​​‌‍​‌‌‍‌ ‌‍‌‌‌​​‍‌ ‌‌‌‍‍‌‌‍ ​‌‍‌​‌‍‌‌‌ ​‍​‍‌‌​ ‌‌‌​​‍‌‌ ‌‍‍ ‌‍‌‌‌ ‍‌​‍‌‌​ ​ ‌​‌​​‍‌‌​ ​ ‌​‌​​‍‌‌​ ​‍​ ​‍‌‍​‌​ ‌‌​ ​​‌‍‌‍‌‍‌​‌‍​ ​ ‍​‌‍‌‌​ ‌‍​ ‌​​ ‌​​ ​‍​‍‌‌​ ​‍​ ​‍​‍‌‌​ ‌‌‌​‌​​‍ ‍‌‍‍​‌‍‌‌‌‍​‌‌‍‌​‌‍‍‌‌‍ ‍‌‍‌ ​‍‌‍‌ ​​‌‍‌‌‌ ​‍‌ ​ ‌ ​​‌‍‌‌‌‍​ ‌ ‌​‌‍‍‌‌ ‌‍‌‍‌‌​ ‌‌ ​​‌ ‌‌‌‍​‍‌‍ ​‌‍‍‌‌ ​ ‌‍‍​‌‍‌‌‌‍‌​​‍​‍‌ ‌
Contáctanos​​​​‌ ‍ ​‍​‍‌‍ ‌ ​‍‌‍‍‌‌‍‌ ‌‍‍‌‌‍ ‍​‍​‍​ ‍‍​‍​‍‌ ​ ‌‍​‌‌‍ ‍‌‍‍‌‌ ‌​‌ ‍‌​‍ ‍‌‍‍‌‌‍ ​‍​‍​‍ ​​‍​‍‌‍‍​‌ ​‍‌‍‌‌‌‍‌‍​‍​‍​ ‍‍​‍​‍‌‍‍​‌ ‌​‌ ‌​‌ ​​‌ ​ ​ ‍‍​‍ ​‍ ‌‍ ​​‍ ‌‌‍​‌‌‍ ‍‌‍‌​​‍ ‌‌ ​‍​‍ ‌‌‍‍​‌‍ ‌ ‌​‌‍‌‌‌‍ ​‌ ​ ​‍ ‌‌ ​ ‌ ‌​‌ ‌‌‌‍‌​‌‍‍‌‌‍ ​‍ ‍‌ ‌‍‌‍‌‌‌ ​‍‌‍​ ‌‍‌‌‌‍ ​​‍ ‍‌‍​‌‌ ​​‌ ​​​‍ ‌‍‍‌‌‍ ‍‌ ‌​‌‍‌‌‌‍ ‍‌ ‌​​‍ ‌‍‌‌‌‍‌​‌‍‍‌‌ ‌​​‍ ‌‍ ‌‌‍ ‌‍‌​‌‍‌‌​ ‌‌ ​​‌ ​‍‌‍‌‌‌ ​ ‌‍‌‌‌‍ ‍‌ ‌​‌‍​‌‌ ‌​‌‍‍‌‌‍ ‌‍ ‍​ ‍ ‌‍‍‌‌‍‌​​ ‌‌‍‌​​ ‌‌‌‍‌‌​ ‌ ​ ‌‌​ ​ ​ ‍‌​ ​ ​‍ ‌​ ​ ​ ‍‌‌‍‌​‌‍​‌​‍ ‌​ ‌​‌‍​ ​ ​‍​ ‌​​‍ ‌‌‍​‍​ ‌​‌‍‌‍​ ​ ​‍ ‌‌‍‌‌​ ‌ ​ ​​‌‍​ ‌‍​‌​ ‌ ​ ‍‌​ ​​​ ‌​​ ​​​ ‍​‌‍‌​​ ‍ ‌ ‌​‌ ‍‌‌ ​​‌‍‌‌​ ‌‌‍‍​‌‍ ‌ ‌​‌‍‌‌‌‍ ​‌‌​ ‌‍‍‌‌ ‌​‌‍‌‌‌‌​​‌‍​‌‌‍‌ ‌‍‌‌​ ‍ ‌ ​​‌‍​‌‌ ‌​‌‍‍​​ ‌‌ ​​‌‍​‌‌‍‌ ‌‍‌‌‌​​‍‌ ‌‌‌‍‍‌‌‍ ​‌‍‌​‌‍‌‌‌ ​‍​‍‌‌​ ‌‌‌​​‍‌‌ ‌‍‍ ‌‍‌‌‌ ‍‌​‍‌‌​ ​ ‌​‌​​‍‌‌​ ​ ‌​‌​​‍‌‌​ ​‍​ ​‍‌‍​‌​ ‌‌​ ​​‌‍‌‍‌‍‌​‌‍​ ​ ‍​‌‍‌‌​ ‌‍​ ‌​​ ‌​​ ​‍​‍‌‌​ ​‍​ ​‍​‍‌‌​ ‌‌‌​‌​​‍ ‍‌ ​​‌ ​‍‌‍‍‌‌‍ ‌‌‍​‌‌ ​‍‌ ‍‌‌​​ ‌ ‌​‌‍​‌​‍ ‍‌‍ ​‌‍​‌‌‍​‍‌‍‌‌‌‍ ​​ ‌‍​‍‌‍​‌‌ ​ ‌‍‌‌‌‌‌‌‌ ​‍‌‍ ​​ ‌‌‍‍​‌ ‌​‌ ‌​‌ ​​‌ ​ ​‍‌‌​ ​ ‌​​‌​‍‌‌​ ​‍‌​‌‍​‍‌‌​ ​‍‌​‌‍‌‍ ​​‍ ‌‌‍​‌‌‍ ‍‌‍‌​​‍ ‌‌ ​‍​‍ ‌‌‍‍​‌‍ ‌ ‌​‌‍‌‌‌‍ ​‌ ​ ​‍ ‌‌ ​ ‌ ‌​‌ ‌‌‌‍‌​‌‍‍‌‌‍ ​‍ ‍‌ ‌‍‌‍‌‌‌ ​‍‌‍​ ‌‍‌‌‌‍ ​​‍ ‍‌‍​‌‌ ​​‌ ​​​‍‌‍‌‍‍‌‌‍‌​​ ‌‌‍‌​​ ‌‌‌‍‌‌​ ‌ ​ ‌‌​ ​ ​ ‍‌​ ​ ​‍ ‌​ ​ ​ ‍‌‌‍‌​‌‍​‌​‍ ‌​ ‌​‌‍​ ​ ​‍​ ‌​​‍ ‌‌‍​‍​ ‌​‌‍‌‍​ ​ ​‍ ‌‌‍‌‌​ ‌ ​ ​​‌‍​ ‌‍​‌​ ‌ ​ ‍‌​ ​​​ ‌​​ ​​​ ‍​‌‍‌​​‍‌‍‌ ‌​‌ ‍‌‌ ​​‌‍‌‌​ ‌‌‍‍​‌‍ ‌ ‌​‌‍‌‌‌‍ ​‌‌​ ‌‍‍‌‌ ‌​‌‍‌‌‌‌​​‌‍​‌‌‍‌ ‌‍‌‌​‍‌‍‌ ​​‌‍​‌‌ ‌​‌‍‍​​ ‌‌ ​​‌‍​‌‌‍‌ ‌‍‌‌‌​​‍‌ ‌‌‌‍‍‌‌‍ ​‌‍‌​‌‍‌‌‌ ​‍​‍‌‌​ ‌‌‌​​‍‌‌ ‌‍‍ ‌‍‌‌‌ ‍‌​‍‌‌​ ​ ‌​‌​​‍‌‌​ ​ ‌​‌​​‍‌‌​ ​‍​ ​‍‌‍​‌​ ‌‌​ ​​‌‍‌‍‌‍‌​‌‍​ ​ ‍​‌‍‌‌​ ‌‍​ ‌​​ ‌​​ ​‍​‍‌‌​ ​‍​ ​‍​‍‌‌​ ‌‌‌​‌​​‍ ‍‌ ​​‌ ​‍‌‍‍‌‌‍ ‌‌‍​‌‌ ​‍‌ ‍‌‌​​ ‌ ‌​‌‍​‌​‍ ‍‌‍ ​‌‍​‌‌‍​‍‌‍‌‌‌‍ ​​‍‌‍‌ ​​‌‍‌‌‌ ​‍‌ ​ ‌ ​​‌‍‌‌‌‍​ ‌ ‌​‌‍‍‌‌ ‌‍‌‍‌‌​ ‌‌ ​​‌ ‌‌‌‍​‍‌‍ ​‌‍‍‌‌ ​ ‌‍‍​‌‍‌‌‌‍‌​​‍​‍‌ ‌